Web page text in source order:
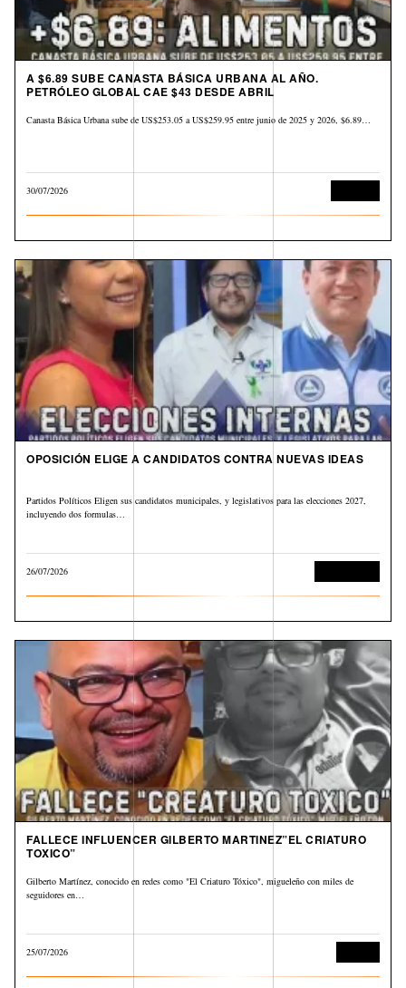
A $6.89 SUBE CANASTA BÁSICA URBANA AL AÑO.
PETRÓLEO GLOBAL CAE $43 DESDE ABRIL
Canasta Básica Urbana sube de US$253.05 a US$259.95 entre junio de 2025 y 2026, $6.89…
30/07/2026
OPOSICIÓN ELIGE A CANDIDATOS CONTRA NUEVAS IDEAS
Partidos Políticos Eligen sus candidatos municipales, y legislativos para las elecciones 2027,
incluyendo dos formulas…
26/07/2026
FALLECE INFLUENCER GILBERTO MARTINEZ”EL CRIATURO
TOXICO”
Gilberto Martínez, conocido en redes como "El Criaturo Tóxico", migueleño con miles de
seguidores en…
25/07/2026